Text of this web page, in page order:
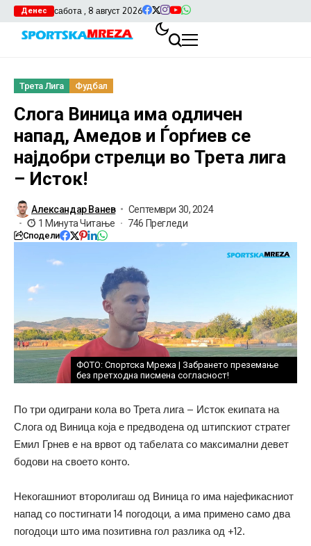
Денес сабота , 8 август 2026
Трета Лига Фудбал
Слога Виница има одличен
напад, Амедов и Ѓорѓиев се
најдобри стрелци во Трета лига
– Исток!
Александар Ванев
Септември 30, 2024
1 Минута Читање
746 Прегледи
Сподели
ФОТО: Спортска Мрежа | Забрането преземање
без претходна писмена согласност!
По три одиграни кола во Трета лига – Исток екипата на
Слога од Виница која е предводена од штипскиот стратег
Емил Грнев е на врвот од табелата со максимални девет
бодови на своето конто.
Некогашниот второлигаш од Виница го има најефикасниот
напад со постигнати 14 погодоци, а има примено само два
погодоци што има позитивна гол разлика од +12.